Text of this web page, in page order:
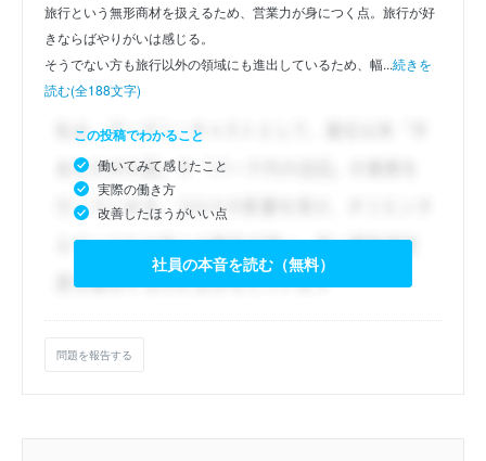
旅行という無形商材を扱えるため、営業力が身につく点。旅行が好
きならばやりがいは感じる。
そうでない方も旅行以外の領域にも進出しているため、幅...続きを
読む(全188文字)
この投稿でわかること
働いてみて感じたこと
実際の働き方
改善したほうがいい点
社員の本音を読む（無料）
問題を報告する